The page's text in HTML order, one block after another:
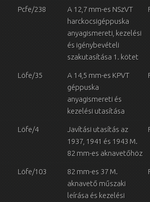
Pcfe/238
A 12,7 mm-es NSzVT
harckocsigéppuska
anyagismereti, kezelési
és igénybevételi
szakutasítása 1. kötet
Löfe/35
A 14,5 mm-es KPVT
géppuska
anyagismereti és
kezelési utasítása
Löfe/4
Javítási utasítás az
1937, 1941 és 1943 M.
82 mm-es aknavetőhöz
Löfe/103
82 mm-es 37 M.
aknavető műszaki
leírása és kezelési